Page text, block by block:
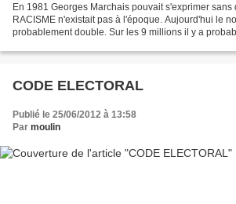
En 1981 Georges Marchais pouvait s'exprimer sans
RACISME n'existait pas à l'époque. Aujourd'hui le
probablement double. Sur les 9 millions il y a
CODE ELECTORAL
Publié le 25/06/2012 à 13:58
Par moulin